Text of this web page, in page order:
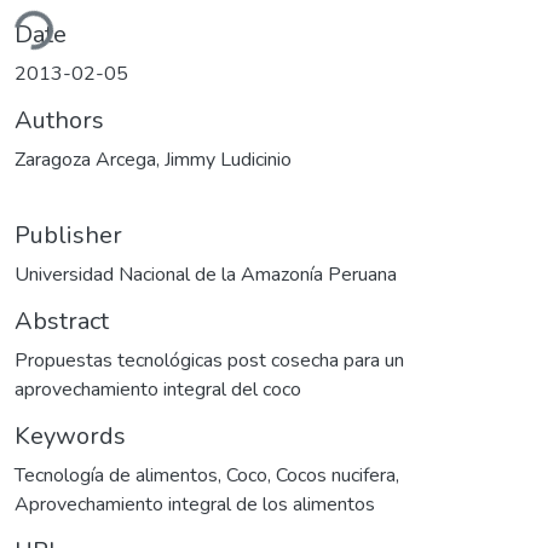
Date
2013-02-05
Authors
Zaragoza Arcega, Jimmy Ludicinio
Publisher
Universidad Nacional de la Amazonía Peruana
Abstract
Propuestas tecnológicas post cosecha para un
aprovechamiento integral del coco
Keywords
Tecnología de alimentos, Coco, Cocos nucifera,
Aprovechamiento integral de los alimentos